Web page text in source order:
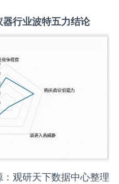
器行业波特五力结论
：观研天下数据中心整理